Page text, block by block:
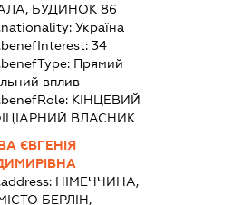
БУДИНОК 86
Україна
34
Прямий
вплив
КІНЦЕВИЙ
ВЛАСНИК
ЄВГЕНІЯ
НІМЕЧЧИНА,
БЕРЛІН,